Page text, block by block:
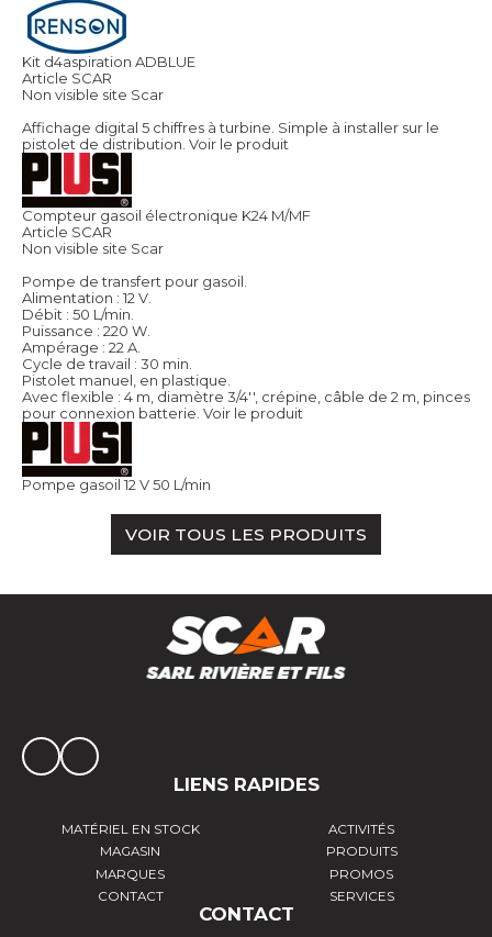
Kit d4aspiration ADBLUE
Article SCAR
Non visible site Scar
Affichage digital 5 chiffres à turbine. Simple à installer sur le
pistolet de distribution. Voir le produit
Compteur gasoil électronique K24 M/MF
Article SCAR
Non visible site Scar
Pompe de transfert pour gasoil.
Alimentation : 12 V.
Débit : 50 L/min.
Puissance : 220 W.
Ampérage : 22 A.
Cycle de travail : 30 min.
Pistolet manuel, en plastique.
Avec flexible : 4 m, diamètre 3/4'', crépine, câble de 2 m, pinces
pour connexion batterie. Voir le produit
Pompe gasoil 12 V 50 L/min
VOIR TOUS LES PRODUITS
LIENS RAPIDES
MATÉRIEL EN STOCK
ACTIVITÉS
MAGASIN
PRODUITS
MARQUES
PROMOS
CONTACT
SERVICES
CONTACT